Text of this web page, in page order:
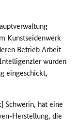
Kunstseidenwerk
Betrieb Arbeit
wurden
eingeschickt,
Schwerin, hat eine
Herstellung, die